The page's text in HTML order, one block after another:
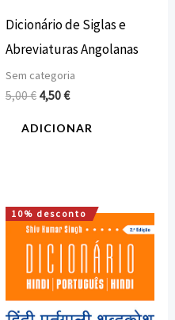
Dicionário de Siglas e
Abreviaturas Angolanas
Sem categoria
5,00€ 4,50€
ADICIONAR
10% desconto
O
preço
original
era:
15,00 €.
O
preço
atual
13,50 €.